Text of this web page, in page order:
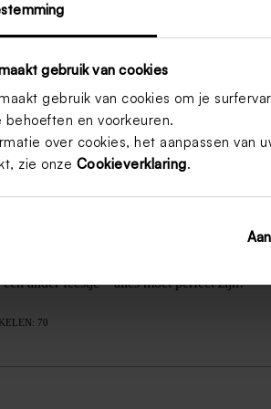
gebruik van cookies
gebruik van cookies om je
behoeften en voorkeuren.
over cookies, het aanpassen van
zie onze Cookieverklaring.
love to the fullest.. Een quote waar ik
mooie dingen in het leven staat voor mij dan
help de klanten graag verder met hun
resultaat van hun bestellingen. Want wat je
ander feestje – alles moet perfect zijn!
70